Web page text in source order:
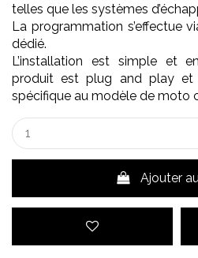
telles que les systèmes
La programmation s’effectue
dédié.
L’installation est simple et
produit est plug and play et
spécifique au modèle de moto
Ajouter